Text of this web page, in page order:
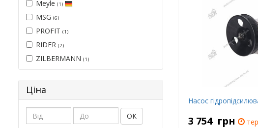
Meyle (1)
MSG (6)
PROFIT (1)
RIDER (2)
ZILBERMANN (1)
Ціна
ОК
Насос
3 754 грн